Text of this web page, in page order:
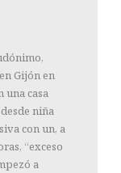
Gijón en
una casa
niña
con un, a
“exceso
a